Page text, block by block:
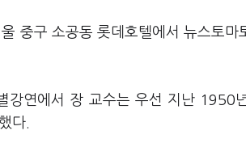
중구 소공동 롯데호텔에서 뉴스토마
강연에서 장 교수는 우선 지난 1950
다.